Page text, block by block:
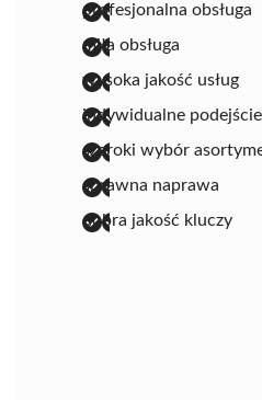
profesjonalna obsługa
miła obsługa
wysoka jakość usług
indywidualne podejście
szeroki wybór
sprawna naprawa
dobra jakość kluczy